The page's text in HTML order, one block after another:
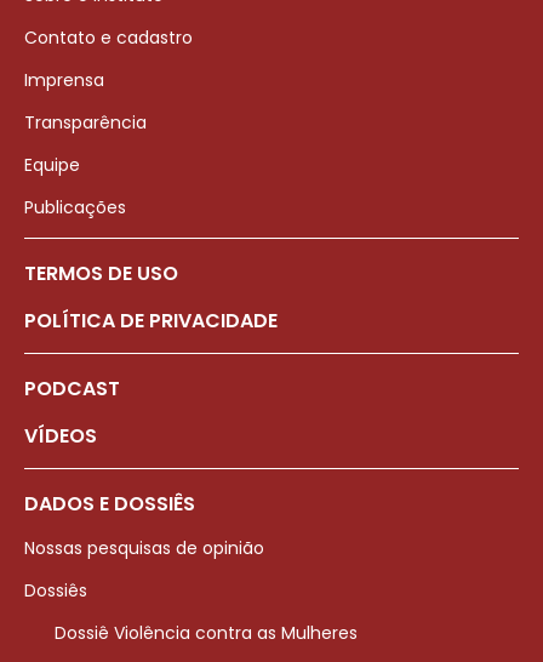
Contato e cadastro
Imprensa
Transparência
Equipe
Publicações
TERMOS DE USO
POLÍTICA DE PRIVACIDADE
PODCAST
VÍDEOS
DADOS E DOSSIÊS
Nossas pesquisas de opinião
Dossiês
Dossiê Violência contra as Mulheres